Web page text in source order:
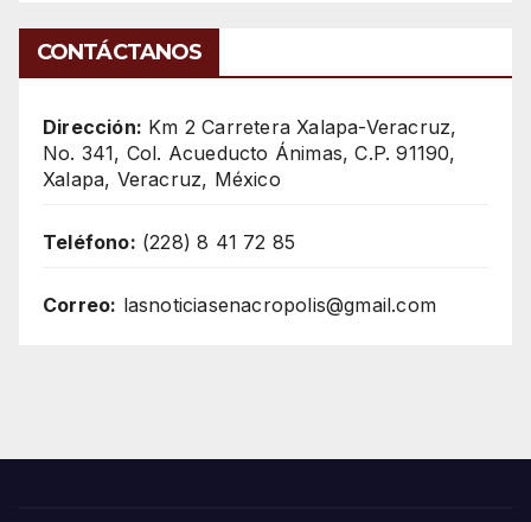
CONTÁCTANOS
Dirección: Km 2 Carretera Xalapa-Veracruz,
No. 341, Col. Acueducto Ánimas, C.P. 91190,
Xalapa, Veracruz, México
Teléfono: (228) 8 41 72 85
Correo: lasnoticiasenacropolis@gmail.com